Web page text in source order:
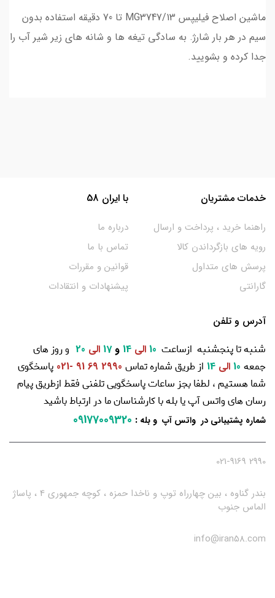
ماشین اصلاح فیلیپس MG3747/13 تا 70 دقیقه استفاده بدون
سیم در هر بار شارژ. به سادگی تیغه ها و شانه های زیر شیر آب را
جدا کرده و بشویید.
خدمات مشتریان
راهنما خرید ، پرداخت و ارسال
رویه های بازگرداندن کالا
پرسش های متداول
گارانتی
با ایران 58
درباره ما
تماس با ما
قوانین و مقررات
پیشنهادات و انتقادات
آدرس و تلفن
شنبه تا پنجشنبه ازساعت 10 الی و17 الی
و روز های
جمعه
الی از طریق شماره تماس 2990 69 91 -021
پاسخگوی
شما هستیم ، لطفا بجز ساعات پاسخگویی تلفنی فقط ازطریق پیام
رسان های واتس آپ یا بله با کارشناسان ما در ارتباط باشید
شماره پشتیبانی در واتس آپ و بله :
09177009320
2990 021-9169
بندر گناوه ، بین چهارراه توپ و ناخدا حمزه ، کوچه جمهوری 4 ، پاساژ
الماس جنوب
info@iran58.com